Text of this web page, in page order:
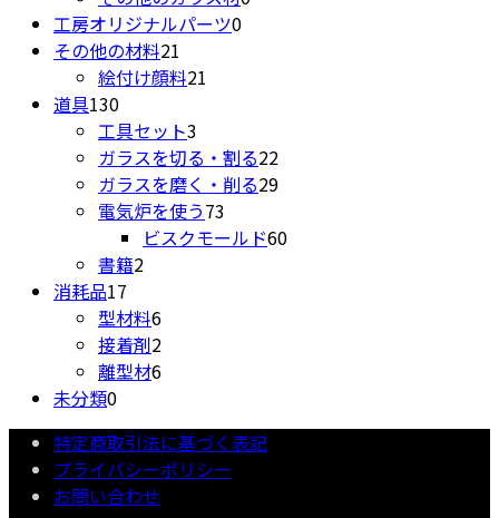
工房オリジナルパーツ00
その他の材料21
個
商
品
絵付け顔料21
商
品
道具130130
個
の
商
品
工具セット3
個
の
商
品
ガラスを切る・割る2222
個
商
ガラスを磨く・削る2929
の
電気炉を使う73
個
ビスクモールド6060
書籍22
の
商
品
消耗品17
個
の
商
型材料66
個
の
品
接着剤22
個
商
品
離型材66
の
商
品
未分類00
個
の
商
品
特定商取引法に基づく表記
プライバシーポリシー
お問い合わせ